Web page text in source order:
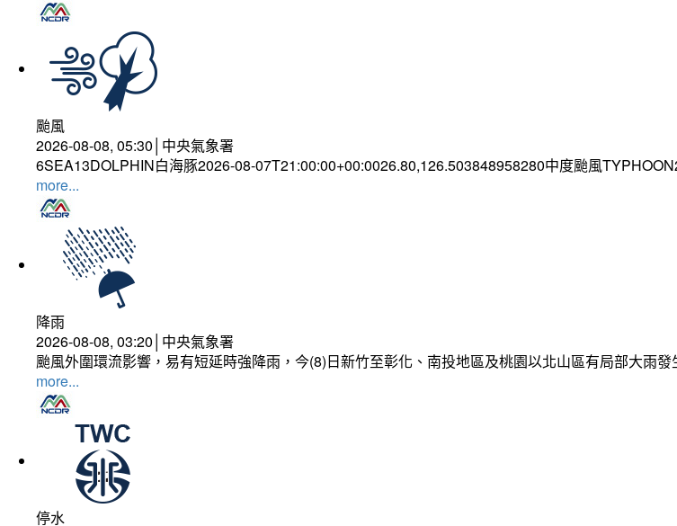
颱風
2026-08-08, 05:30│中央氣象署
6SEA13DOLPHIN白海豚2026-08-07T21:00:00+00:0026.80,126.503848958280中度颱風
more...
降雨
2026-08-08, 03:20│中央氣象署
颱風外圍環流影響，易有短延時強降雨，今(8)日新竹至彰化、南投地區及桃園以北山區有局部大雨
more...
停水